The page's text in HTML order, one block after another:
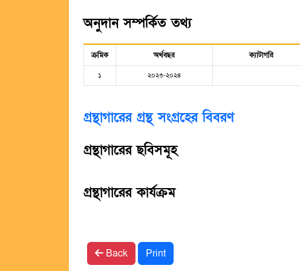
অনুদান সম্পর্কিত তথ্য
ক্রমিক অর্থবছর ক্যাটাগরি
১ ২০২৩-২০২৪
গ্রন্থাগারের গ্রন্থ সংগ্রহের বিবরণ
গ্রন্থাগারের ছবিসমূহ
গ্রন্থাগারের কার্যক্রম
Back Print